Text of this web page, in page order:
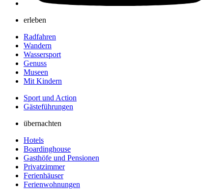
erleben
Radfahren
Wandern
Wassersport
Genuss
Museen
Mit Kindern
Sport und Action
Gästeführungen
übernachten
Hotels
Boardinghouse
Gasthöfe und Pensionen
Privatzimmer
Ferienhäuser
Ferienwohnungen